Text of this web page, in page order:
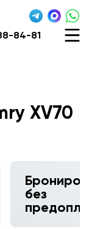
84-81
XV70
без